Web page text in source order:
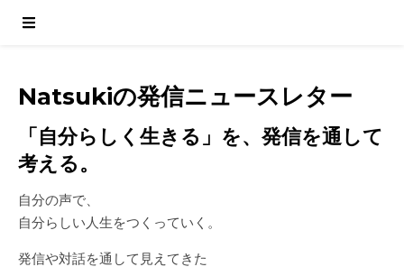
Natsukiの発信ニュースレター
「自分らしく生きる」を、発信を通して
考える。
自分の声で、
自分らしい人生をつくっていく。
発信や対話を通して見えてきた